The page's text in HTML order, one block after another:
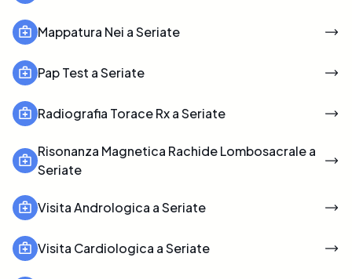
Mappatura Nei a Seriate
Pap Test a Seriate
Radiografia Torace Rx a Seriate
Risonanza Magnetica Rachide Lombosacrale a
Seriate
Visita Andrologica a Seriate
Visita Cardiologica a Seriate